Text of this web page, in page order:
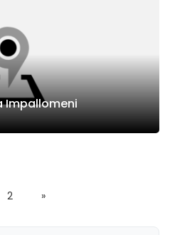
Impallomeni
2 »